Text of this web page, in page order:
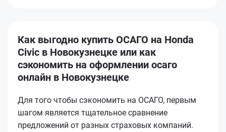
Как выгодно купить ОСАГО на Honda
Civic в Новокузнецке или как
сэкономить на оформлении осаго
онлайн в Новокузнецке
Для того чтобы сэкономить на ОСАГО, первым
шагом является тщательное сравнение
предложений от разных страховых компаний.